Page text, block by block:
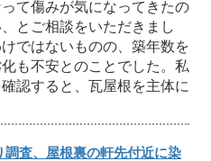
て傷みが気になってきたの
とご相談をいただきまし
ではないものの、築年数を
も不安とのことでした。私
認すると、瓦屋根を主体に
調査、屋根裏の軒先付近に染